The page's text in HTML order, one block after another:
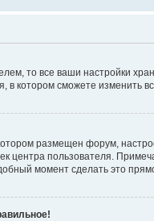
то все ваши настройки
в котором сможете изменить
размещен форум,
центра пользователя.
момент сделать это